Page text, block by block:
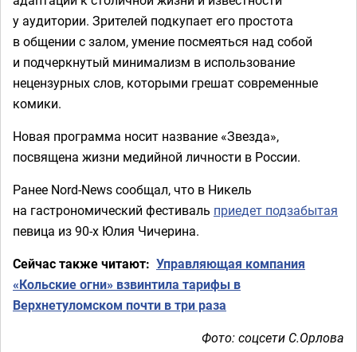
у аудитории. Зрителей подкупает его простота
в общении с залом, умение посмеяться над собой
и подчеркнутый минимализм в использование
нецензурных слов, которыми грешат современные
комики.
Новая программа носит название «Звезда»,
посвящена жизни медийной личности в России.
Ранее Nord-News сообщал, что в Никель
на гастрономический фестиваль приедет подзабытая
певица из 90-х Юлия Чичерина.
Сейчас также читают: Управляющая компания
«Кольские огни» взвинтила тарифы в
Верхнетуломском почти в три раза
Фото: соцсети С.Орлова